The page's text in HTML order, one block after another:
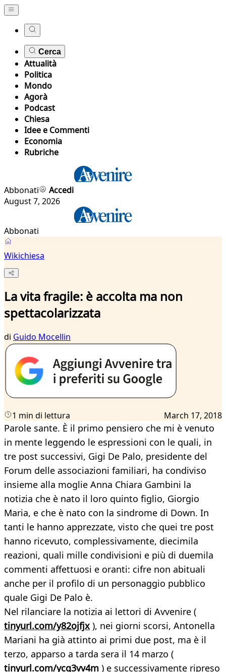
Cerca
Attualità
Politica
Mondo
Agorà
Podcast
Chiesa
Idee e Commenti
Economia
Rubriche
Abbonati
Accedi
August 7, 2026
Abbonati
Wikichiesa
La vita fragile: è accolta ma non
spettacolarizzata
di Guido Mocellin
1 min di lettura March 17, 2018
Parole sante. È il primo pensiero che mi è venuto
in mente leggendo le espressioni con le quali, in
tre post successivi, Gigi De Palo, presidente del
Forum delle associazioni familiari, ha condiviso
insieme alla moglie Anna Chiara Gambini la
notizia che è nato il loro quinto figlio, Giorgio
Maria, e che è nato con la sindrome di Down. In
tanti le hanno apprezzate, visto che quei tre post
hanno ricevuto, complessivamente, diecimila
reazioni, quali mille condivisioni e più di duemila
commenti affettuosi e oranti: cifre non abituali
anche per il profilo di un personaggio pubblico
quale Gigi De Palo è.
Nel rilanciare la notizia ai lettori di Avvenire (
tinyurl.com/y82ojfjx ), nei giorni scorsi, Antonella
Mariani ha già attinto ai primi due post, ma è il
terzo, apparso a tarda sera il 14 marzo (
tinyurl.com/ycg3vv4m ) e successivamente ripreso